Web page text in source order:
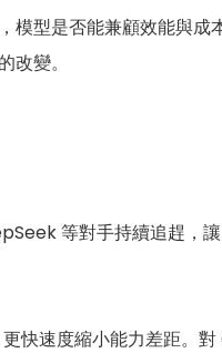
模型是否能兼顧效能與成
變。
等對手持續追趕，
快速度縮小能力差距。